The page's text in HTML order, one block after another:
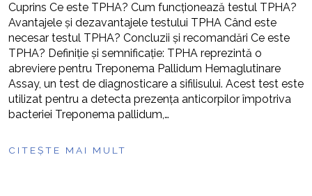
Cuprins Ce este TPHA? Cum funcționează testul TPHA?
Avantajele și dezavantajele testului TPHA Când este
necesar testul TPHA? Concluzii și recomandări Ce este
TPHA? Definiție și semnificație: TPHA reprezintă o
abreviere pentru Treponema Pallidum Hemaglutinare
Assay, un test de diagnosticare a sifilisului. Acest test este
utilizat pentru a detecta prezența anticorpilor împotriva
bacteriei Treponema pallidum,…
CITEȘTE MAI MULT